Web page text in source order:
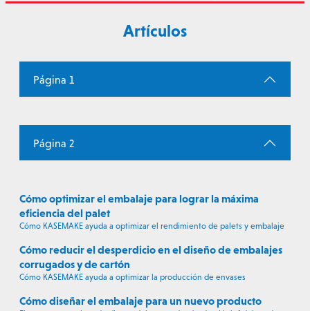
Artículos
Página 1
Página 2
Cómo optimizar el embalaje para lograr la máxima
eficiencia del palet
Cómo KASEMAKE ayuda a optimizar el rendimiento de palets y embalaje
Cómo reducir el desperdicio en el diseño de embalajes
corrugados y de cartón
Cómo KASEMAKE ayuda a optimizar la producción de envases
Cómo diseñar el embalaje para un nuevo producto